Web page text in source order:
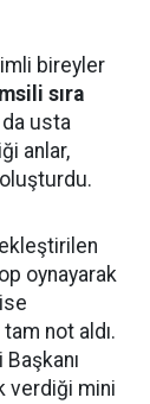
bireyler
sıra
usta
anlar,
oynayarak
not aldı.
verdiği mini